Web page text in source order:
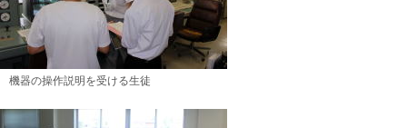
機器の操作説明を受ける生徒